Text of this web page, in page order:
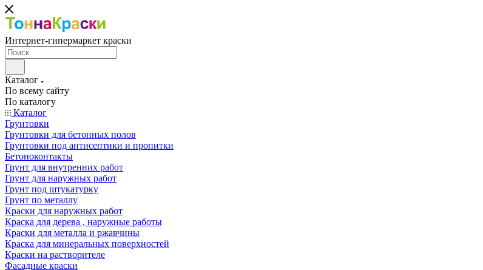
Интернет-гипермаркет краски
Каталог
По всему сайту
По каталогу
Каталог
Грунтовки
Грунтовки для бетонных полов
Грунтовки под антисептики и пропитки
Бетоноконтакты
Грунт для внутренних работ
Грунт для наружных работ
Грунт под штукатурку
Грунт по металлу
Краски для наружных работ
Краска для дерева , наружные работы
Краски для металла и ржавчины
Краска для минеральных поверхностей
Краски на растворителе
Фасадные краски